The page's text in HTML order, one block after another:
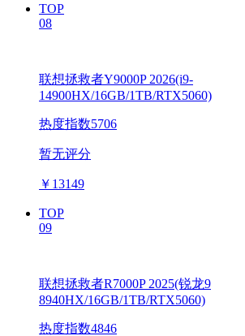
TOP
08
联想拯救者Y9000P 2026(i9-
14900HX/16GB/1TB/RTX5060)
热度指数5706
暂无评分
￥ 13149
TOP
09
联想拯救者R7000P 2025(锐龙9
8940HX/16GB/1TB/RTX5060)
热度指数4846